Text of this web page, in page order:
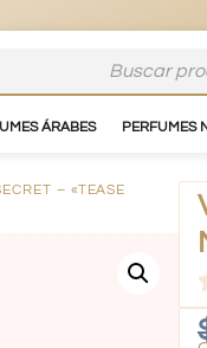
ÁRABES PERFUMES
– «TEASE